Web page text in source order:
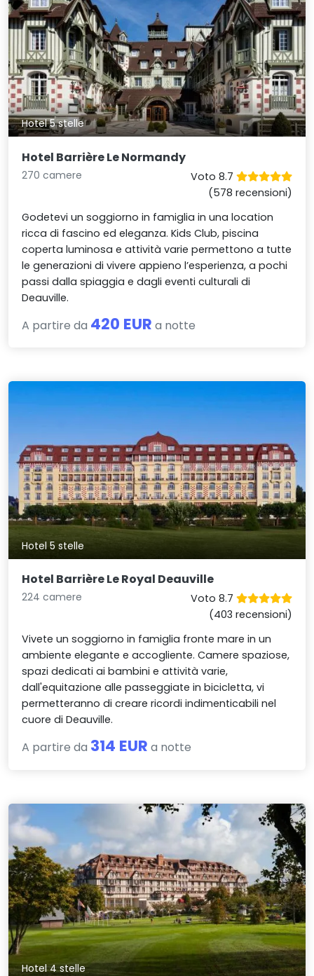
Hotel 5 stelle
Hotel Barrière Le Normandy
270 camere
Voto 8.7
(578 recensioni)
Godetevi un soggiorno in famiglia in una location
ricca di fascino ed eleganza. Kids Club, piscina
coperta luminosa e attività varie permettono a tutte
le generazioni di vivere appieno l’esperienza, a pochi
passi dalla spiaggia e dagli eventi culturali di
Deauville.
A partire da 420 EUR a notte
Hotel 5 stelle
Hotel Barrière Le Royal Deauville
224 camere
Voto 8.7
(403 recensioni)
Vivete un soggiorno in famiglia fronte mare in un
ambiente elegante e accogliente. Camere spaziose,
spazi dedicati ai bambini e attività varie,
dall'equitazione alle passeggiate in bicicletta, vi
permetteranno di creare ricordi indimenticabili nel
cuore di Deauville.
A partire da 314 EUR a notte
Hotel 4 stelle